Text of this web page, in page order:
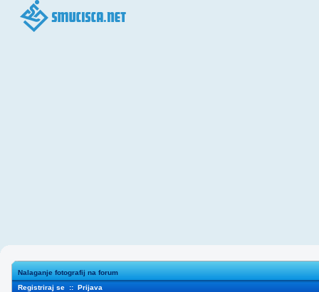
Nalaganje fotografij na forum
Registriraj se :: Prijava